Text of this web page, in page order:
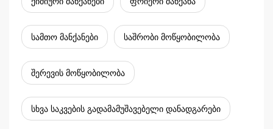
სამთო მანქანები საშრობი მოწყობილობა
შერევის მოწყობილობა
სხვა საკვების გადამამუშავებელი დანადგარები